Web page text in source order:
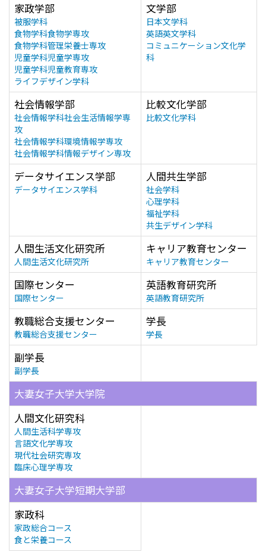
家政学部
被服学科
食物学科食物学専攻
食物学科管理栄養士専攻
児童学科児童学専攻
児童学科児童教育専攻
ライフデザイン学科
文学部
日本文学科
英語英文学科
コミュニケーション文化学
科
社会情報学部
社会情報学科社会生活情報学専
攻
社会情報学科環境情報学専攻
社会情報学科情報デザイン専攻
比較文化学部
比較文化学科
データサイエンス学部
データサイエンス学科
人間共生学部
社会学科
心理学科
福祉学科
共生デザイン学科
人間生活文化研究所
人間生活文化研究所
キャリア教育センター
キャリア教育センター
国際センター
国際センター
英語教育研究所
英語教育研究所
教職総合支援センター
教職総合支援センター
学長
学長
副学長
副学長
大妻女子大学大学院
人間文化研究科
人間生活科学専攻
言語文化学専攻
現代社会研究専攻
臨床心理学専攻
大妻女子大学短期大学部
家政科
家政総合コース
食と栄養コース